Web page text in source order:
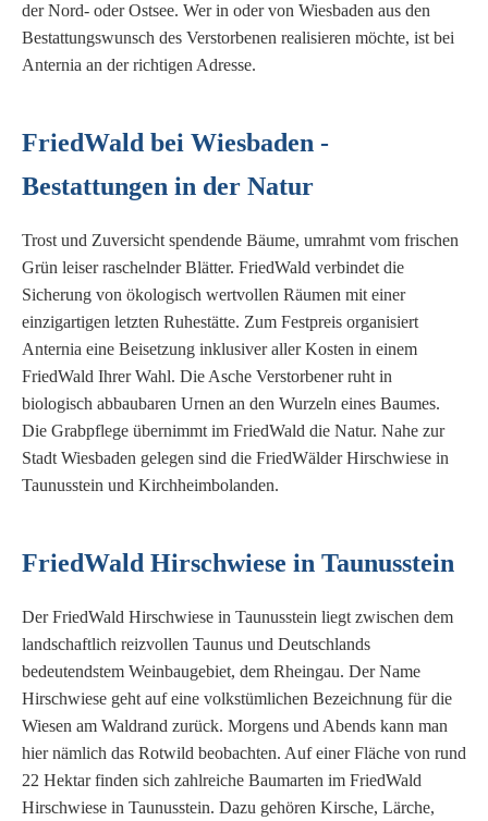
der Nord- oder Ostsee. Wer in oder von Wiesbaden aus den
Bestattungswunsch des Verstorbenen realisieren möchte, ist bei
Anternia an der richtigen Adresse.
FriedWald bei Wiesbaden -
Bestattungen in der Natur
Trost und Zuversicht spendende Bäume, umrahmt vom frischen
Grün leiser raschelnder Blätter. FriedWald verbindet die
Sicherung von ökologisch wertvollen Räumen mit einer
einzigartigen letzten Ruhestätte. Zum Festpreis organisiert
Anternia eine Beisetzung inklusiver aller Kosten in einem
FriedWald Ihrer Wahl. Die Asche Verstorbener ruht in
biologisch abbaubaren Urnen an den Wurzeln eines Baumes.
Die Grabpflege übernimmt im FriedWald die Natur. Nahe zur
Stadt Wiesbaden gelegen sind die FriedWälder Hirschwiese in
Taunusstein und Kirchheimbolanden.
FriedWald Hirschwiese in Taunusstein
Der FriedWald Hirschwiese in Taunusstein liegt zwischen dem
landschaftlich reizvollen Taunus und Deutschlands
bedeutendstem Weinbaugebiet, dem Rheingau. Der Name
Hirschwiese geht auf eine volkstümlichen Bezeichnung für die
Wiesen am Waldrand zurück. Morgens und Abends kann man
hier nämlich das Rotwild beobachten. Auf einer Fläche von rund
22 Hektar finden sich zahlreiche Baumarten im FriedWald
Hirschwiese in Taunusstein. Dazu gehören Kirsche, Lärche,